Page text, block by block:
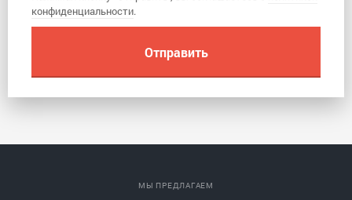
конфиденциальности.
МЫ ПРЕДЛАГАЕМ